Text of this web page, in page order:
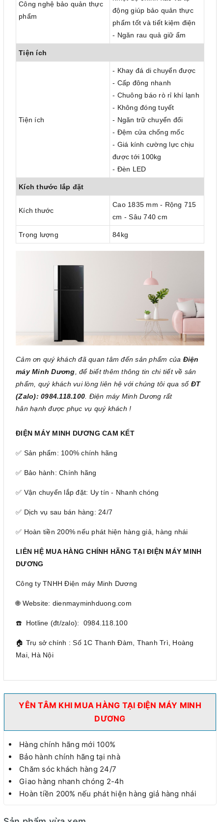
Công nghệ bảo quản thực
phẩm
động giúp bảo quản thực
phẩm tốt và tiết kiệm điện
- Ngăn rau quả giữ ẩm
Tiện ích
Tiện ích
- Khay đá di chuyển được
- Cấp đông nhanh
- Chuông báo rò rỉ khí lạnh
- Không đóng tuyết
- Ngăn trữ chuyển đổi
- Đệm cửa chống mốc
- Giá kính cường lực chịu
được tới 100kg
- Đèn LED
Kích thước lắp đặt
Kích thước
Cao 1835 mm - Rộng 715
cm - Sâu 740 cm
Trọng lượng 84kg
Cảm ơn quý khách đã quan tâm đến sản phẩm của Điện
máy Minh Dương , để biết thêm thông tin chi tiết về sản
phẩm, quý khách vui lòng liên hệ với chúng tôi qua số ĐT
(Zalo): 0984.118.100 . Điện máy Minh Dương rất
hân hạnh được phục vụ quý khách !
ĐIỆN MÁY MINH DƯƠNG CAM KẾT
✅ Sản phẩm: 100% chính hãng
✅ Bảo hành: Chính hãng
✅ Vận chuyển lắp đặt: Uy tín - Nhanh chóng
✅ Dịch vụ sau bán hàng: 24/7
✅ Hoàn tiền 200% nếu phát hiện hàng giả, hàng nhái
LIÊN HỆ MUA HÀNG CHÍNH HÃNG TẠI ĐIỆN MÁY MINH
DƯƠNG
Công ty TNHH Điện máy Minh Dương
🌐 Website: dienmayminhduong.com
☎️ Hotline (đt/zalo): 0984.118.100
🏠 Trụ sở chính : Số 1C Thanh Đàm, Thanh Trì, Hoàng
Mai, Hà Nội
YÊN TÂM KHI MUA HÀNG TẠI ĐIỆN MÁY MINH
DƯƠNG
Hàng chính hãng mới 100%
Bảo hành chính hãng tại nhà
Chăm sóc khách hàng 24/7
Giao hàng nhanh chóng 2-4h
Hoàn tiền 200% nếu phát hiện hàng giả hàng nhái